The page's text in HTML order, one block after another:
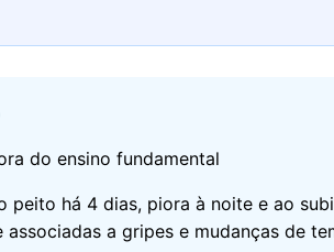
do ensino fundamental
peito há 4 dias, piora à noite e ao
a gripes e mudanças de